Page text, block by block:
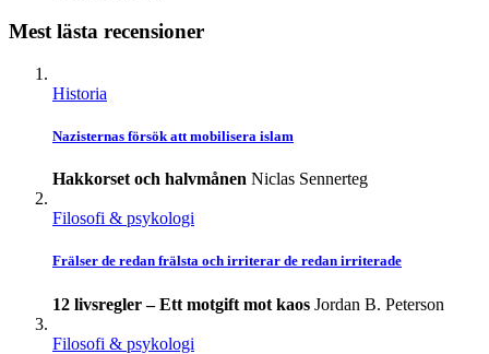
Mest lästa recensioner
Historia
Nazisternas försök att mobilisera islam
Hakkorset och halvmånen Niclas Sennerteg
Filosofi & psykologi
Frälser de redan frälsta och irriterar de redan irriterade
12 livsregler – Ett motgift mot kaos Jordan B. Peterson
Filosofi & psykologi